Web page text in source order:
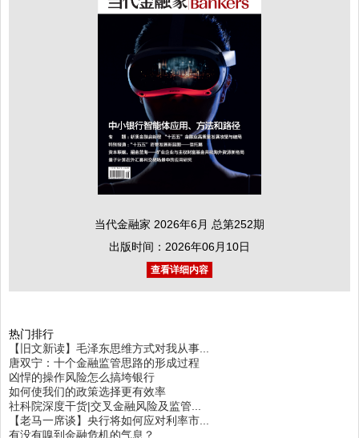
当代金融家 2026年6月 总第252期
出版时间：2026年06月10日
查看详细内容
热门排行
【旧文新读】毛泽东思维方式对我从事...
唐双宁：十个金融监管思路的形成过程
凶悍的操作风险怎么搞垮银行
如何使我们的政策选择更有效率
社科院深度干货|交叉金融风险及监管...
【老马一席谈】央行将如何应对利率市...
有没有嗅到金融危机的气息？